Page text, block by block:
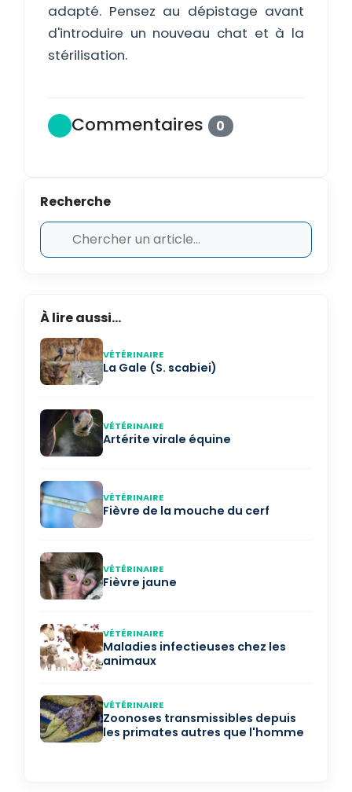
adapté. Pensez au dépistage avant
d'introduire un nouveau chat et à la
stérilisation.
Commentaires 0
Recherche
À lire aussi...
VÉTÉRINAIRE
La Gale (S. scabiei)
VÉTÉRINAIRE
Artérite virale équine
VÉTÉRINAIRE
Fièvre de la mouche du cerf
VÉTÉRINAIRE
Fièvre jaune
VÉTÉRINAIRE
Maladies infectieuses chez les
animaux
VÉTÉRINAIRE
Zoonoses transmissibles depuis
les primates autres que l'homme